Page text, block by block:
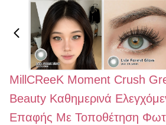
MillCReeK Moment Crush
Beauty Καθημερινά
Επαφής Με Τοποθέτηση